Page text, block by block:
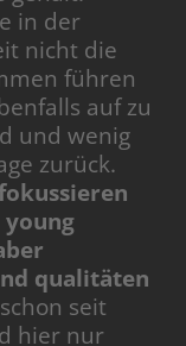
in der
nicht die
führen
auf zu
und wenig
zurück.
young
qualitäten
seit
hier nur